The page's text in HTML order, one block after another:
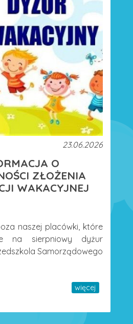
23.06.2026
O
ZŁOŻENIA
WAKACYJNEJ
naszej placówki, które
na sierpniowy dyżur
Samorządowego
więcej